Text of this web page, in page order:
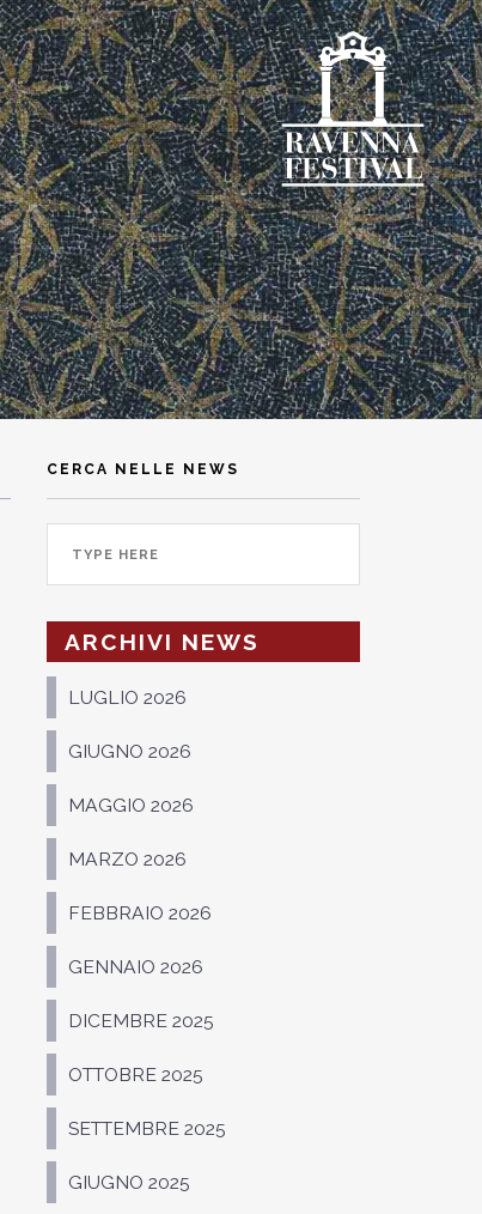
CERCA NELLE NEWS
ARCHIVI NEWS
LUGLIO 2026
GIUGNO 2026
MAGGIO 2026
MARZO 2026
FEBBRAIO 2026
GENNAIO 2026
DICEMBRE 2025
OTTOBRE 2025
SETTEMBRE 2025
GIUGNO 2025